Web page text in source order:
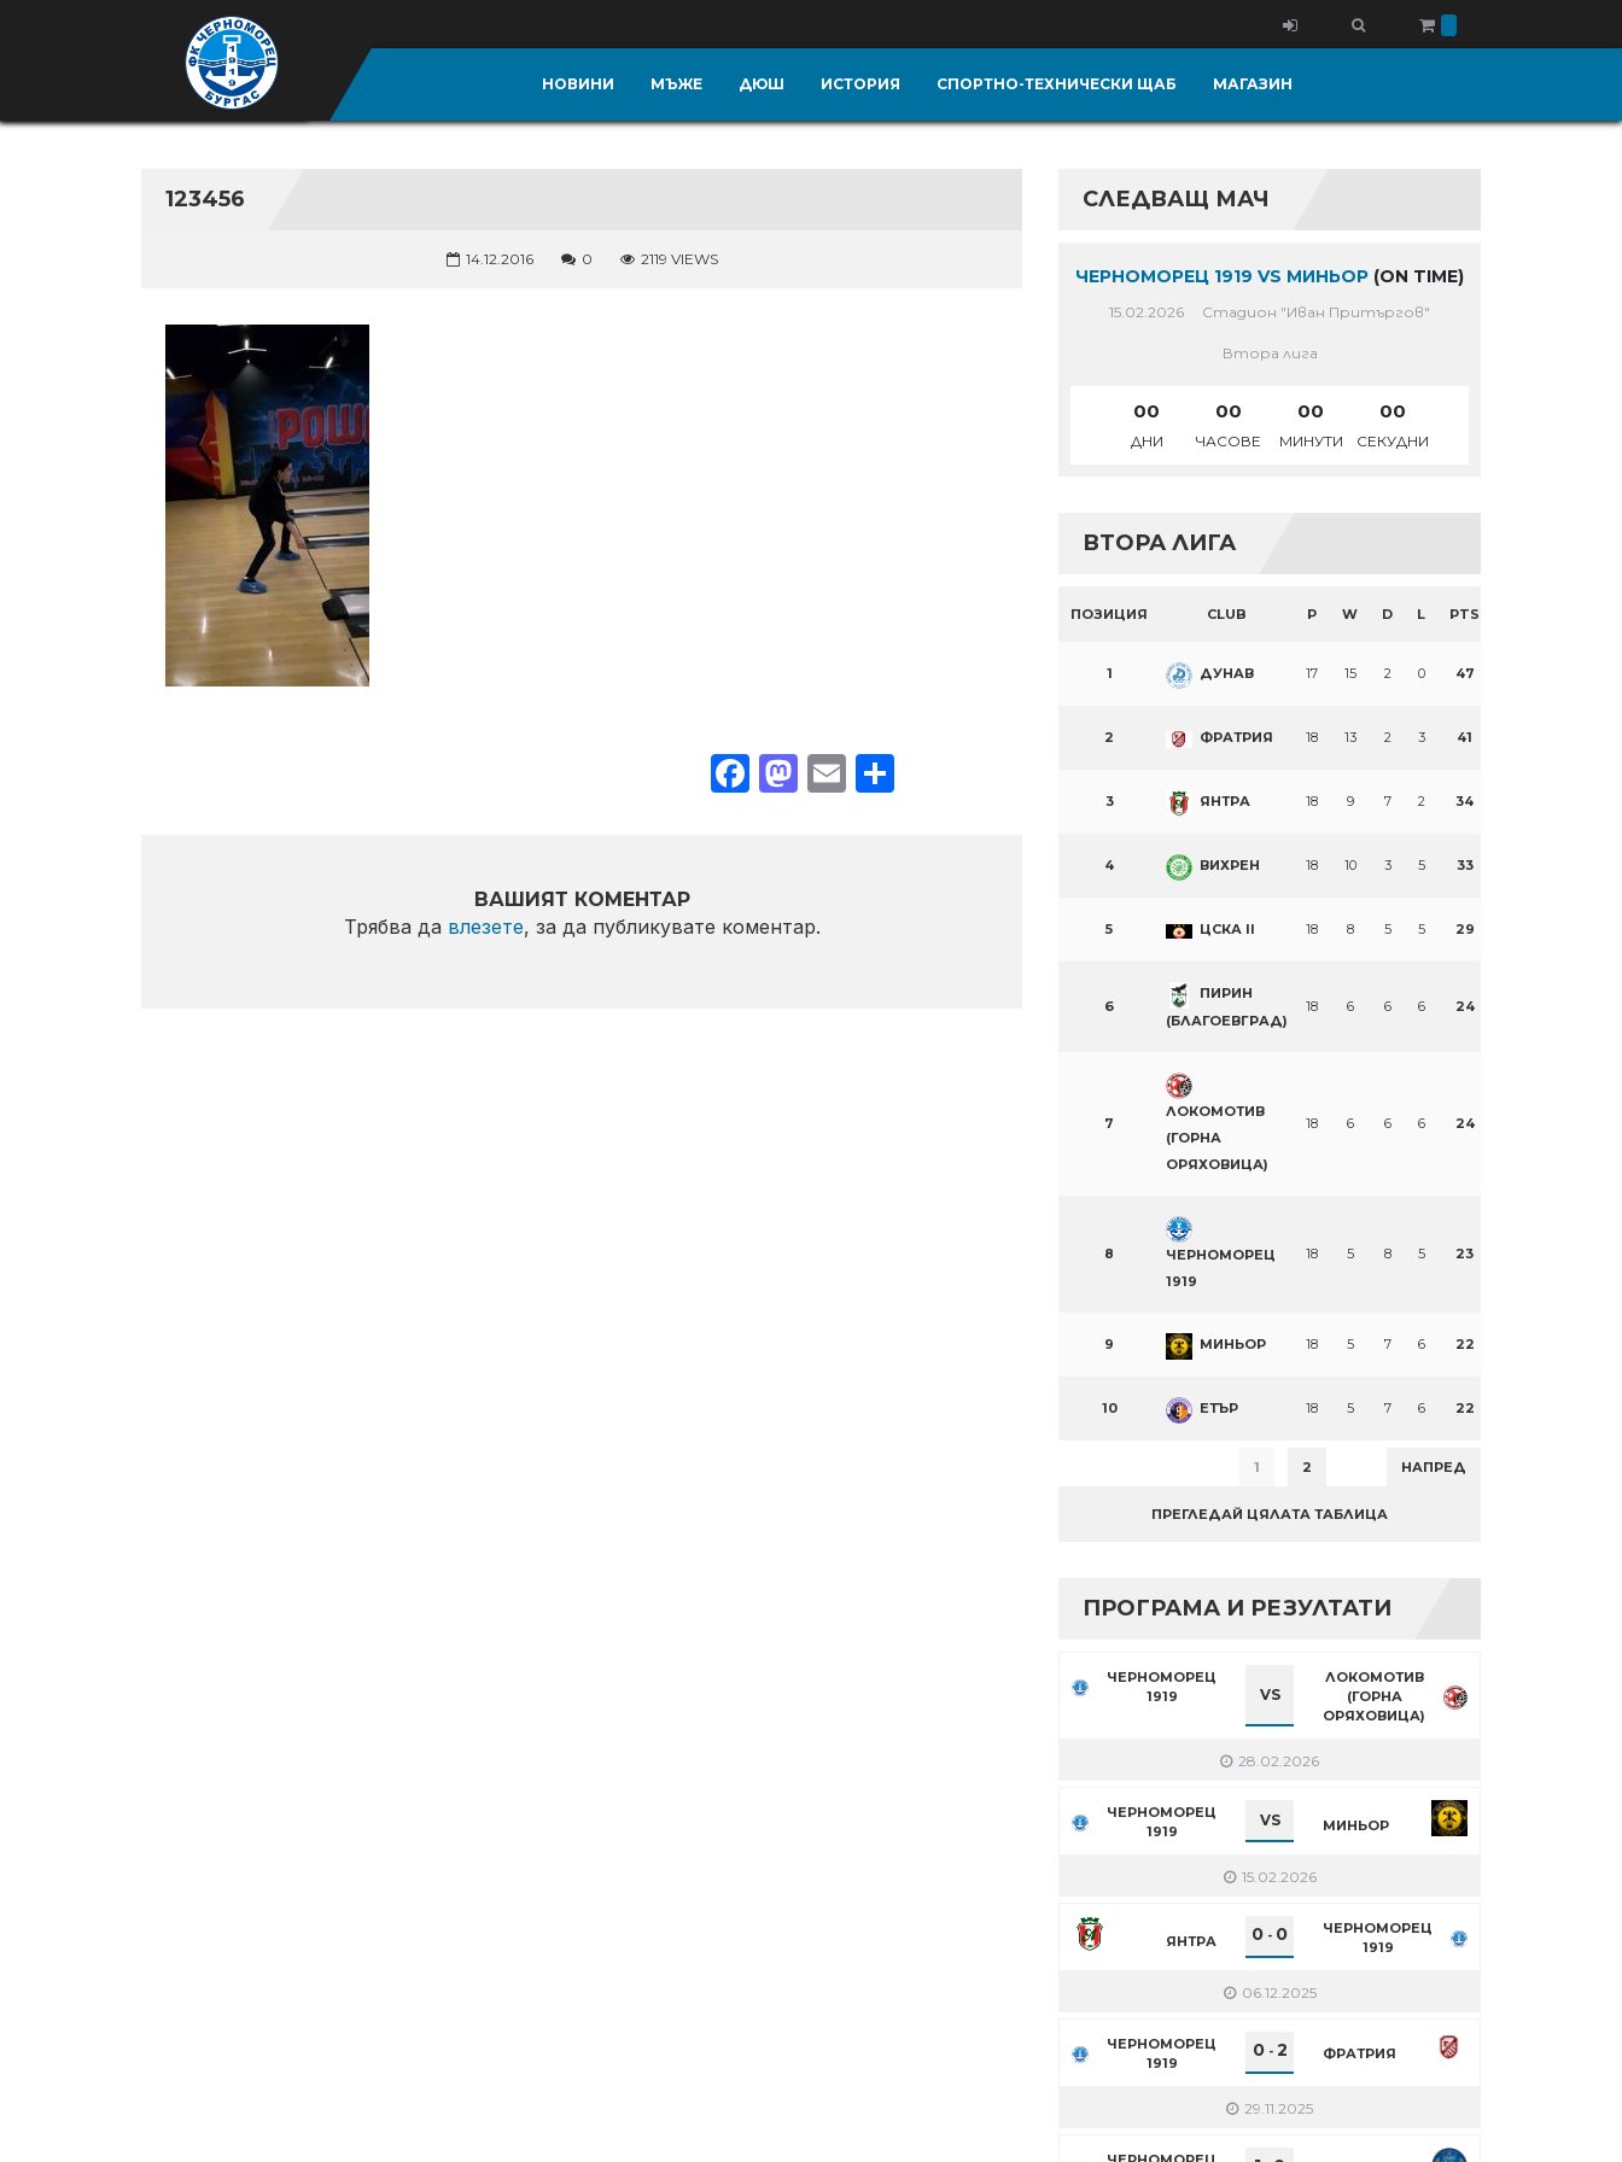
НОВИНИ МЪЖЕ ДЮШ ИСТОРИЯ СПОРТНО-ТЕХНИЧЕСКИ ЩАБ МАГАЗИН
123456
14.12.2016 0 2119 VIEWS
Facebook
Mastodon
EmailShare
ВАШИЯТ КОМЕНТАР
Трябва да влезете, за да публикувате коментар.
СЛЕДВАЩ МАЧ
ЧЕРНОМОРЕЦ 1919 VS МИНЬОР (ON TIME)
15.02.2026 Стадион "Иван Притъргов"
Втора лига
00
ДНИ
00
ЧАСОВЕ
00
МИНУТИ
00
СЕКУДНИ
ВТОРА ЛИГА
ПОЗИЦИЯ CLUB P W D L PTS
1 ДУНАВ 17 15 2 0 47
2 ФРАТРИЯ 18 13 2 3 41
3 ЯНТРА 18 9 7 2 34
4 ВИХРЕН 18 10 3 5 33
5 ЦСКА II 18 8 5 5 29
6
ПИРИН
(БЛАГОЕВГРАД)
18 6 6 6 24
7
ЛОКОМОТИВ
(ГОРНА
ОРЯХОВИЦА)
18 6 6 6 24
8
ЧЕРНОМОРЕЦ
1919
18 5 8 5 23
9 МИНЬОР 18 5 7 6 22
10 ЕТЪР 18 5 7 6 22
1 2 НАПРЕД
ПРЕГЛЕДАЙ ЦЯЛАТА ТАБЛИЦА
ПРОГРАМА И РЕЗУЛТАТИ
ЧЕРНОМОРЕЦ
1919
VS
ЛОКОМОТИВ
(ГОРНА
ОРЯХОВИЦА)
28.02.2026
ЧЕРНОМОРЕЦ
1919
VS МИНЬОР
15.02.2026
ЯНТРА 0 - 0
ЧЕРНОМОРЕЦ
1919
06.12.2025
ЧЕРНОМОРЕЦ
1919
0- 2 ФРАТРИЯ
29.11.2025